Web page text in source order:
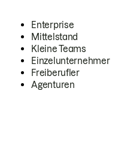
Enterprise
Mittelstand
Kleine Teams
Einzelunternehmer
Freiberufler
Agenturen